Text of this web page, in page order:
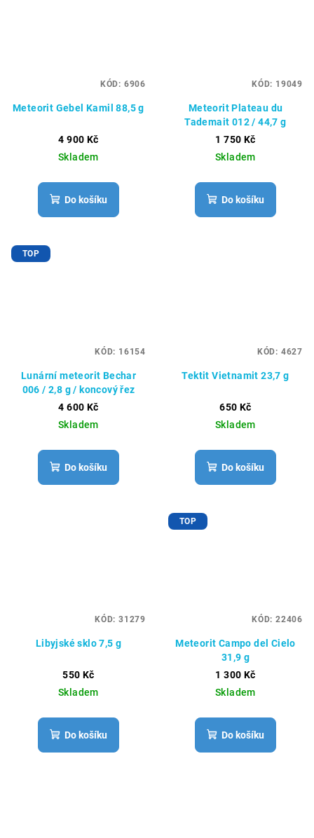
Meteorit Gebel Kamil 88,5 g
4 900 Kč
Skladem
Do košíku
KÓD:6906
Meteorit Plateau du
Tademait 012 / 44,7 g
1 750 Kč
Skladem
Do košíku
KÓD: 19049
TOP
Lunární meteorit Bechar
006 / 2,8 g / koncový řez
4 600 Kč
Skladem
Do košíku
KÓD: 16154
Tektit Vietnamit 23,7 g
650 Kč
Skladem
Do košíku
KÓD:4627
Libyjské sklo 7,5 g
550 Kč
Skladem
Do košíku
KÓD:31279
TOP
Meteorit Campo del Cielo
31,9 g
1 300 Kč
Skladem
Do košíku
KÓD:22406